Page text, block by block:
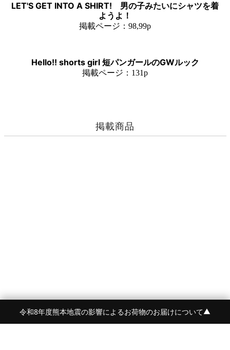
LET'S GET INTO A SHIRT! 男の子みたいにシャツを着
ようよ！
掲載ページ：98,99p
Hello!! shorts girl 短パンガールのGWルック
掲載ページ：131p
掲載商品
令和8年度熊本地震の影響によるお荷物のお届けについて▼